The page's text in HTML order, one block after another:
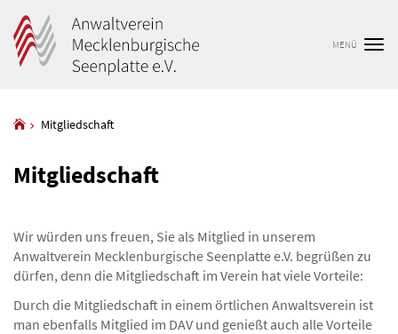
MENÜ
Mitgliedschaft
Mitgliedschaft
Wir würden uns freuen, Sie als Mitglied in unserem
Anwaltverein Mecklenburgische Seenplatte e.V. begrüßen zu
dürfen, denn die Mitgliedschaft im Verein hat viele Vorteile:
Durch die Mitgliedschaft in einem örtlichen Anwaltsverein ist
man ebenfalls Mitglied im DAV und genießt auch alle Vorteile